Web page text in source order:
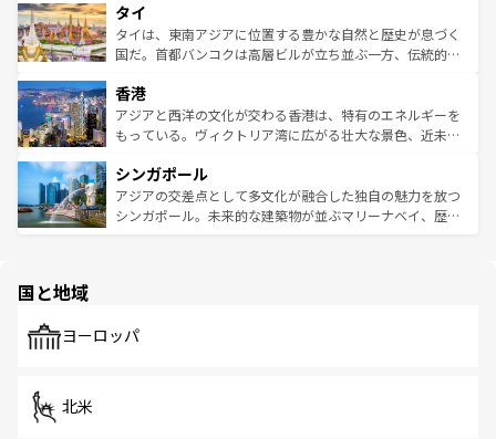
リティに包まれながら、韓国の多彩な魅力を心ゆくまで味
わってみてほしい。 なお、新着の韓国情報はコンテンツ一
覧を参照してほしい。
急速な発展と共に伝統が息づく。ハノイの古い町並みやホ
ーチミン市のフランス統治時代の建物も、独特の雰囲気を
醸し出している。また、バラエティの豊かさとおいしさで
とつ。フォーやバインミー、ベトナムコーヒーなどは、ぜ
ひ現地で味わいたい。どの地域を訪れてもあたたかい人々
が旅行者を迎えてくれるので、きっと忘れられない旅にな
参照してほしい。
タイ
タイは、東南アジアに位置する豊かな自然と歴史が息づく
国だ。首都バンコクは高層ビルが立ち並ぶ一方、伝統的な
の活気が交差している。北部ではチェンマイなどの山岳地
帯で自然と触れ合い、南部ではプーケットやクラビの美し
いビーチでリゾート気分を楽しむことができる。タイ料理
激する。気候は一年中温暖で、どの季節にも異なる楽しみ
が待っている。親しみやすいタイの人々、仏教を中心とし
た文化、そして多様な観光資源が、訪れる旅人を魅了し続
香港
アジアと西洋の文化が交わる香港は、特有のエネルギーを
もっている。ヴィクトリア湾に広がる壮大な景色、近未来
み、どこを訪れても感動するはず。観光スポットが密集し
ており、効率よく見どころを回れるのも魅力。息をのむよ
うな絶景から文化的な体験まで、香港を存分に楽しみ尽く
シンガポール
アジアの交差点として多文化が融合した独自の魅力を放つ
シンガポール。未来的な建築物が並ぶマリーナベイ、歴史
で、ホーカーズは地元の風情を楽しめる外せないスポット
国と地域
ヨーロッパ
北米